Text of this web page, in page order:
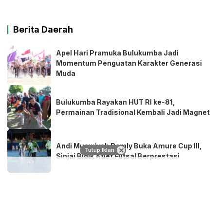
Berita Daerah
Apel Hari Pramuka Bulukumba Jadi
Momentum Penguatan Karakter Generasi
Muda
Bulukumba Rayakan HUT RI ke-81,
Permainan Tradisional Kembali Jadi Magnet
Andi Muawiyah Ramly Buka Amure Cup III,
Sinjai Bidik Atlet Futsal Berprestasi
Tutup Iklan